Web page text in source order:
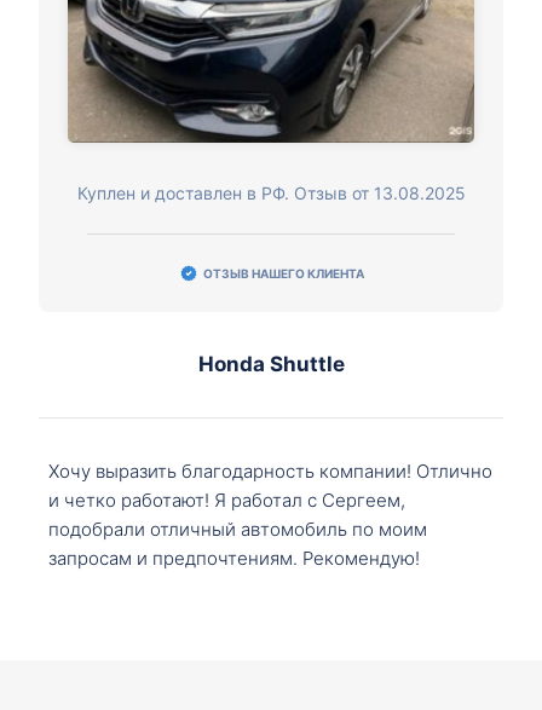
Куплен и доставлен в РФ. Отзыв от 13.08.2025
ОТЗЫВ НАШЕГО КЛИЕНТА
Honda Shuttle
Хочу выразить благодарность компании! Отлично
и четко работают! Я работал с Сергеем,
подобрали отличный автомобиль по моим
запросам и предпочтениям. Рекомендую!